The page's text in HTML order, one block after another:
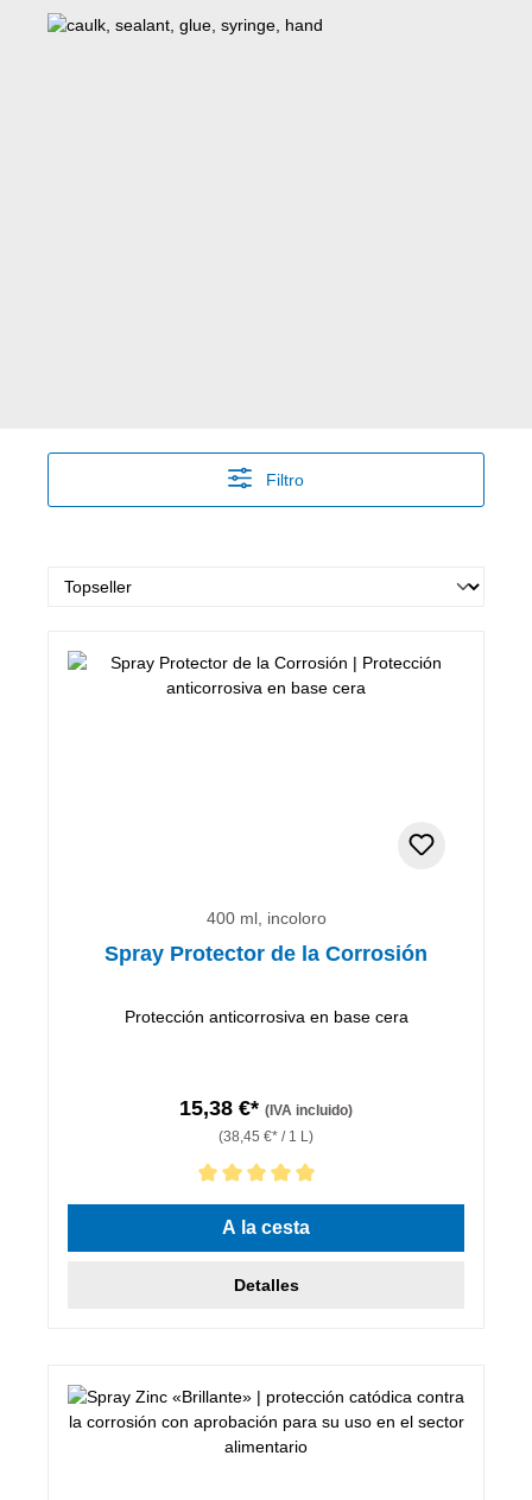
Filtro
400 ml, incoloro
Spray Protector de la Corrosión
Protección anticorrosiva en base cera
15,38 €* (IVA incluido)
(38,45 €* / 1 L)
Calificación promedio de 5 de 5 estrellas
A la cesta
Detalles